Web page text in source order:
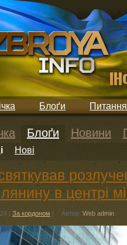
Блоґи Питання
Блоґи Новини
Нові
в центрі
| За кордоном | Автор: Web admin